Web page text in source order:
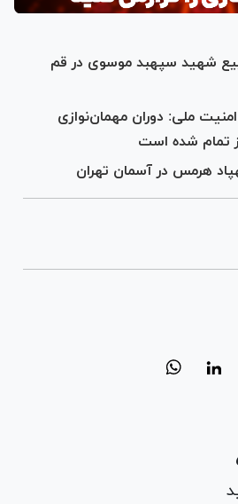
شهید سپهبد موسوی در قم
ملی: دوران مهمان‌نوازی